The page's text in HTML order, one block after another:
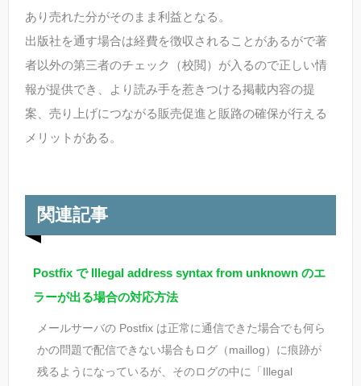
あり売れた分がそのまま利益となる。
出版社を通す場合は経費を徴収されることがあるがで著
者以外の第三者のチェック（校閲）が入るので正しい情
報が提供でき、より読み手を惹きつける掲載内容の提
案、売り上げにつながる販売促進と販路の確保が行える
メリットがある。
関連記事
Postfix で Illegal address syntax from unknown のエ
ラーが出る場合の対応方法
メールサーバの Postfix は正常に通信できた場合でも何ら
かの問題で配信できない場合もログ（maillog）に痕跡が
残るようになっているが、そのログの中に「Illegal